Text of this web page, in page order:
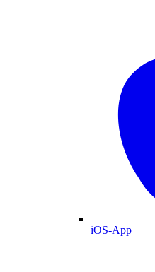
iOS-App